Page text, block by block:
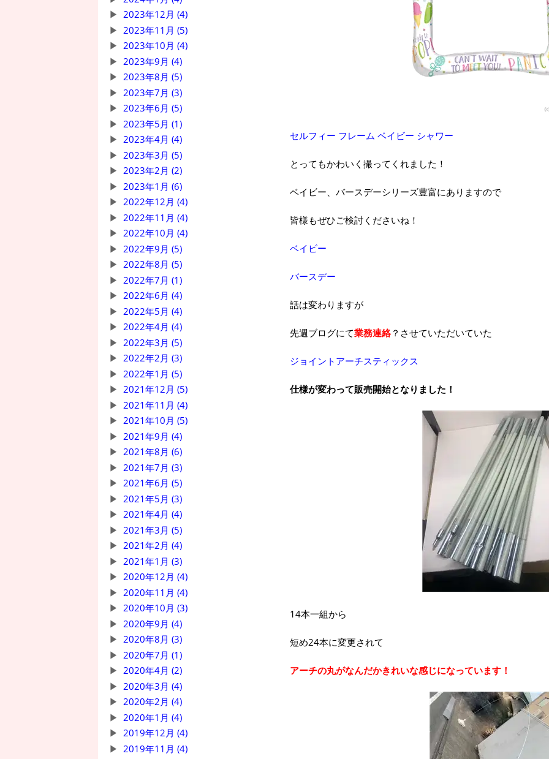
2023年12月 (4)
2023年11月 (5)
2023年10月 (4)
2023年9月 (4)
2023年8月 (5)
2023年7月 (3)
2023年6月 (5)
2023年5月 (1)
2023年4月 (4)
2023年3月 (5)
2023年2月 (2)
2023年1月 (6)
2022年12月 (4)
2022年11月 (4)
2022年10月 (4)
2022年9月 (5)
2022年8月 (5)
2022年7月 (1)
2022年6月 (4)
2022年5月 (4)
2022年4月 (4)
2022年3月 (5)
2022年2月 (3)
2022年1月 (5)
2021年12月 (5)
2021年11月 (4)
2021年10月 (5)
2021年9月 (4)
2021年8月 (6)
2021年7月 (3)
2021年6月 (5)
2021年5月 (3)
2021年4月 (4)
2021年3月 (5)
2021年2月 (4)
2021年1月 (3)
2020年12月 (4)
2020年11月 (4)
2020年10月 (3)
2020年9月 (4)
2020年8月 (3)
2020年7月 (1)
2020年4月 (2)
2020年3月 (4)
2020年2月 (4)
2020年1月 (4)
2019年12月 (4)
2019年11月 (4)
セルフィー フレーム ベイビー シャワー
とってもかわいく撮ってくれました！
ベイビー、バースデーシリーズ豊富にありますので
皆様もぜひご検討くださいね！
ベイビー
バースデー
話は変わりますが
先週ブログにて業務連絡？させていただいていた
ジョイントアーチスティックス
仕様が変わって販売開始となりました！
14本一組から
短め24本に変更されて
アーチの丸がなんだかきれいな感じになっています！